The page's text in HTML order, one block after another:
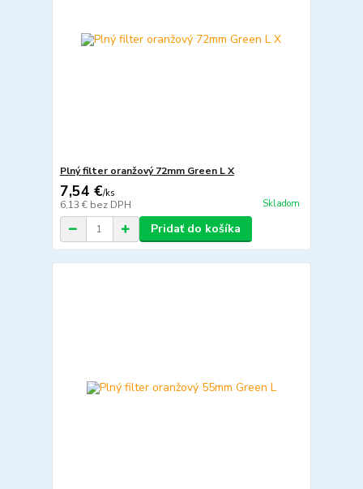
Plný filter oranžový 72mm Green L X
7,54 €/ks
6,13 € bez DPH Skladom
Pridať do košíka